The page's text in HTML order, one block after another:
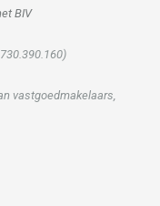
BIV
vastgoedmakelaars,